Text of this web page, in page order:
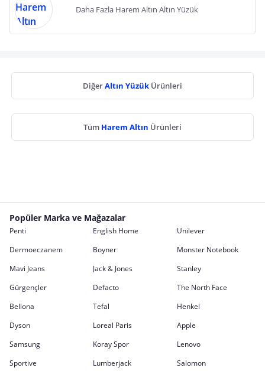
Daha Fazla Harem Altın Altın Yüzük
DiğerAltın Yüzük Ürünleri
Tüm Harem Altın Ürünleri
Popüler Marka ve Mağazalar
Penti English Home
Unilever
Dermoeczanem
Boyner
Monster Notebook
Mavi Jeans
Jack & Jones
Stanley
Gürgençler
Defacto
The North Face
Bellona
Tefal
Henkel
Dyson
Loreal Paris
Apple
Samsung
Koray Spor
Lenovo
Sportive
Lumberjack Salomon